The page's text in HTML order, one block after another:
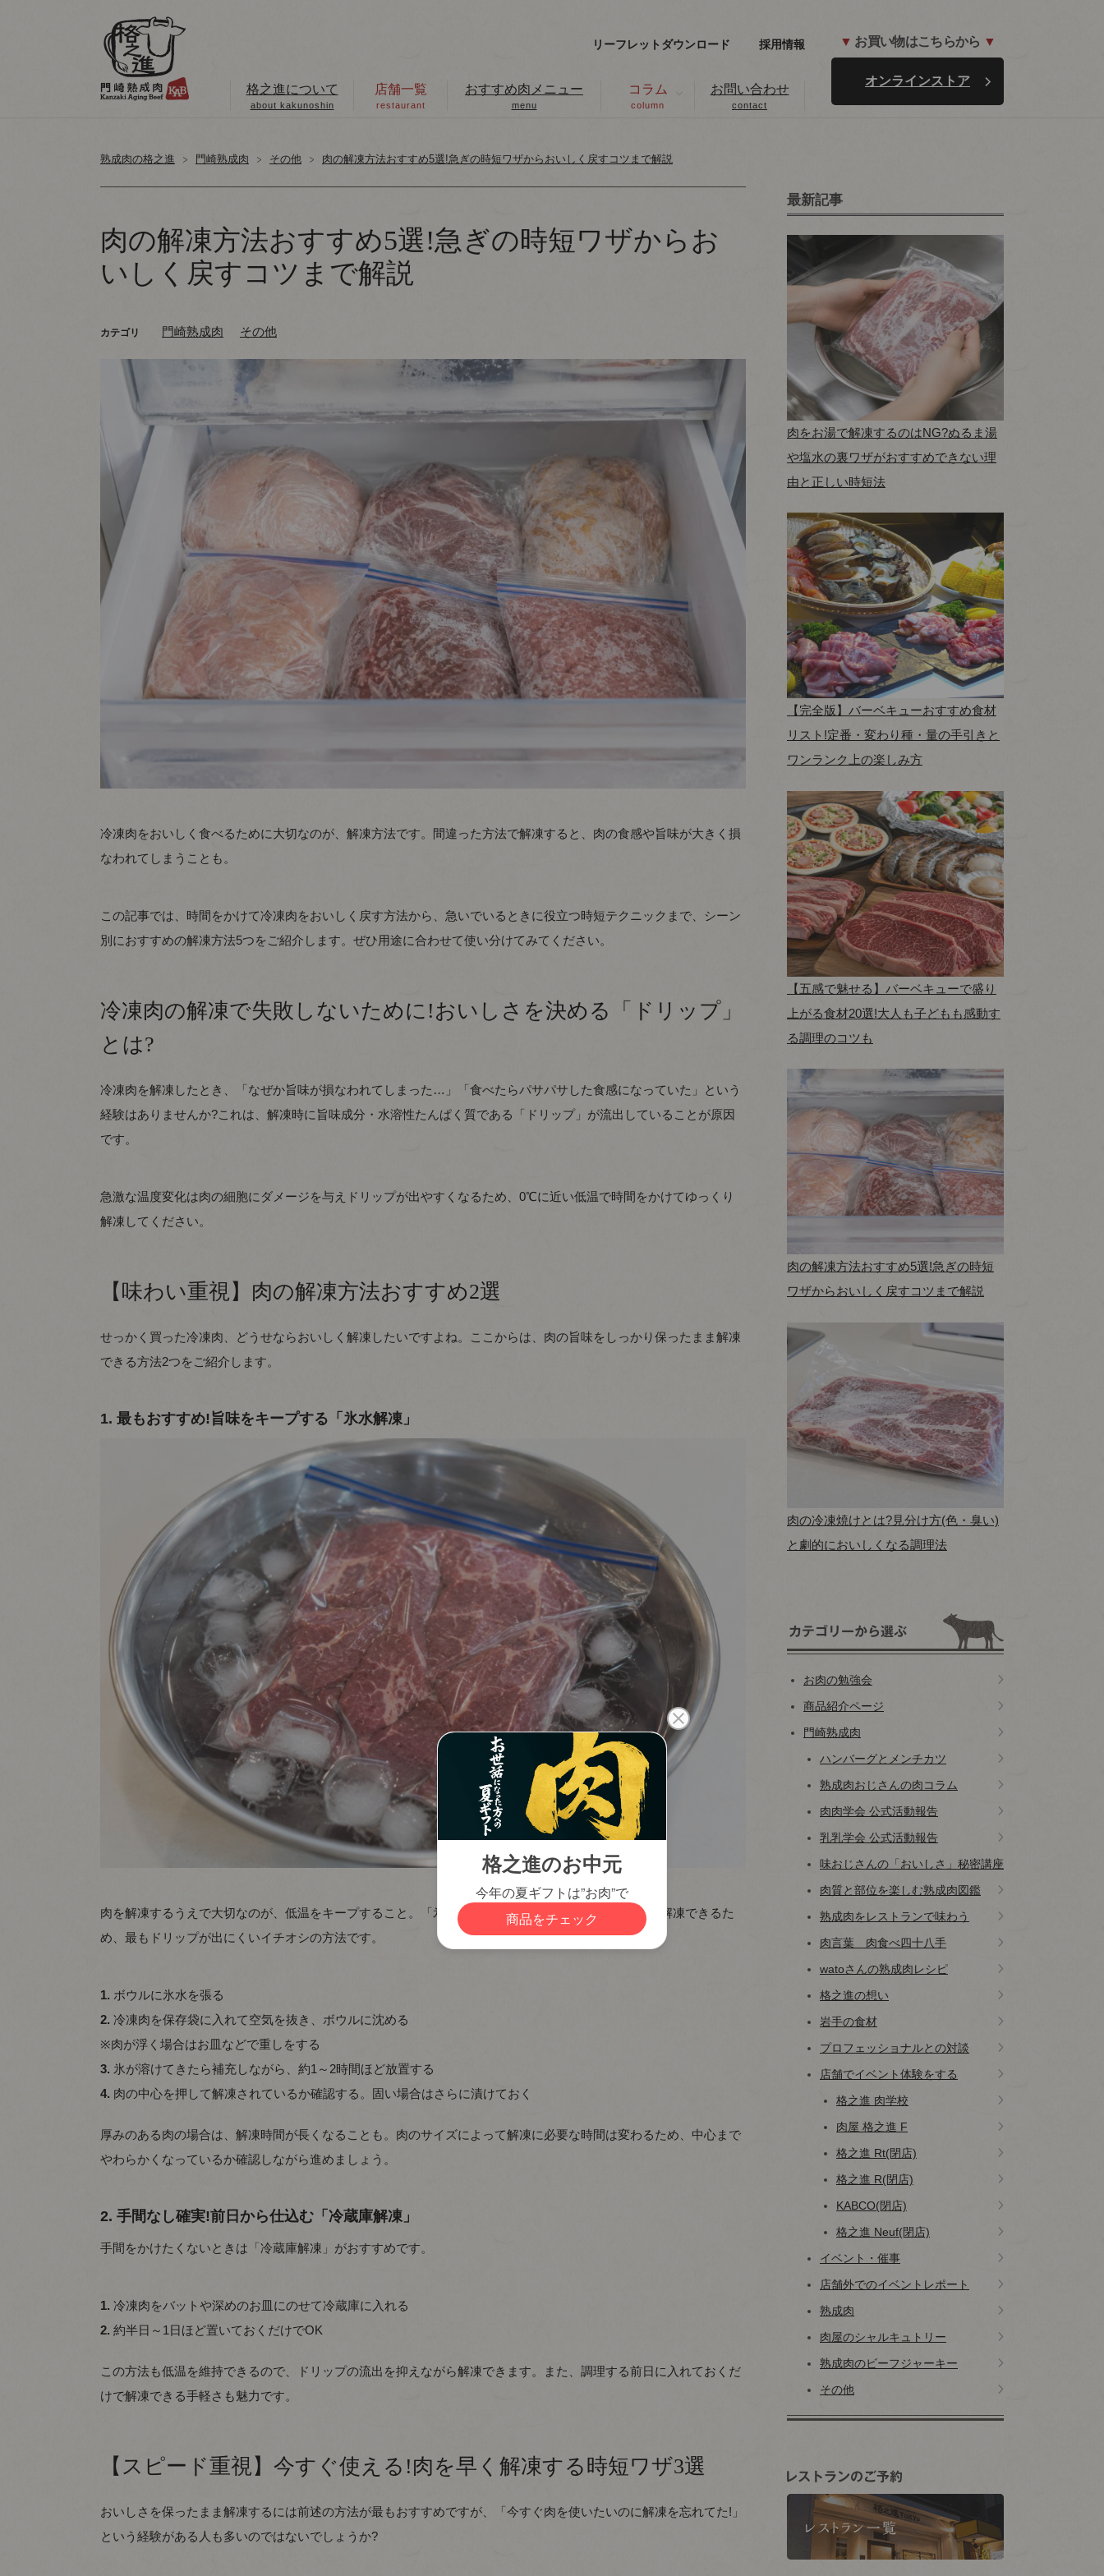
リーフレットダウンロード 採用情報
格之進について
about kakunoshin
店舗一覧
restaurant
おすすめ肉メニュー
menu
コラム
column
お問い合わせ
contact
▼ お買い物はこちらから ▼
オンラインストア
熟成肉の格之進 門崎熟成肉 その他 肉の解凍方法おすすめ5選!急ぎの時短ワザからおいしく戻すコツまで解説
肉の解凍方法おすすめ5選!急ぎの時短ワザからお
いしく戻すコツまで解説
カテゴリ 門崎熟成肉 その他
冷凍肉をおいしく食べるために大切なのが、解凍方法です。間違った方法で解凍すると、肉の食感や旨味が大きく損
なわれてしまうことも。
この記事では、時間をかけて冷凍肉をおいしく戻す方法から、急いでいるときに役立つ時短テクニックまで、シーン
別におすすめの解凍方法5つをご紹介します。ぜひ用途に合わせて使い分けてみてください。
冷凍肉の解凍で失敗しないために!おいしさを決める「ドリップ」
とは?
冷凍肉を解凍したとき、「なぜか旨味が損なわれてしまった…」「食べたらパサパサした食感になっていた」という
経験はありませんか?これは、解凍時に旨味成分・水溶性たんぱく質である「ドリップ」が流出していることが原因
です。
急激な温度変化は肉の細胞にダメージを与えドリップが出やすくなるため、0℃に近い低温で時間をかけてゆっくり
解凍してください。
【味わい重視】肉の解凍方法おすすめ2選
せっかく買った冷凍肉、どうせならおいしく解凍したいですよね。ここからは、肉の旨味をしっかり保ったまま解凍
できる方法2つをご紹介します。
1. 最もおすすめ!旨味をキープする「氷水解凍」
肉を解凍するうえで大切なのが、低温をキープすること。「氷水解凍」は0℃付近の温度を保ちながら解凍できるた
め、最もドリップが出にくいイチオシの方法です。
1. ボウルに氷水を張る
2. 冷凍肉を保存袋に入れて空気を抜き、ボウルに沈める
※肉が浮く場合はお皿などで重しをする
3. 氷が溶けてきたら補充しながら、約1～2時間ほど放置する
4. 肉の中心を押して解凍されているか確認する。固い場合はさらに漬けておく
厚みのある肉の場合は、解凍時間が長くなることも。肉のサイズによって解凍に必要な時間は変わるため、中心まで
やわらかくなっているか確認しながら進めましょう。
2. 手間なし確実!前日から仕込む「冷蔵庫解凍」
手間をかけたくないときは「冷蔵庫解凍」がおすすめです。
1. 冷凍肉をバットや深めのお皿にのせて冷蔵庫に入れる
2. 約半日～1日ほど置いておくだけでOK
この方法も低温を維持できるので、ドリップの流出を抑えながら解凍できます。また、調理する前日に入れておくだ
けで解凍できる手軽さも魅力です。
【スピード重視】今すぐ使える!肉を早く解凍する時短ワザ3選
おいしさを保ったまま解凍するには前述の方法が最もおすすめですが、「今すぐ肉を使いたいのに解凍を忘れてた!」
という経験がある人も多いのではないでしょうか?
最新記事
肉をお湯で解凍するのはNG?ぬるま湯
や塩水の裏ワザがおすすめできない理
由と正しい時短法
【完全版】バーベキューおすすめ食材
リスト!定番・変わり種・量の手引きと
ワンランク上の楽しみ方
【五感で魅せる】バーベキューで盛り
上がる食材20選!大人も子どもも感動す
る調理のコツも
肉の解凍方法おすすめ5選!急ぎの時短
ワザからおいしく戻すコツまで解説
肉の冷凍焼けとは?見分け方(色・臭い)
と劇的においしくなる調理法
お肉の勉強会
商品紹介ページ
門崎熟成肉
ハンバーグとメンチカツ
熟成肉おじさんの肉コラム
肉肉学会 公式活動報告
乳乳学会 公式活動報告
味おじさんの「おいしさ」秘密講座
肉質と部位を楽しむ熟成肉図鑑
熟成肉をレストランで味わう
肉言葉 肉食べ四十八手
watoさんの熟成肉レシピ
格之進の想い
岩手の食材
プロフェッショナルとの対談
店舗でイベント体験をする
格之進 肉学校
肉屋 格之進 F
格之進 Rt(閉店)
格之進 R(閉店)
KABCO(閉店)
格之進 Neuf(閉店)
イベント・催事
店舗外でのイベントレポート
熟成肉
肉屋のシャルキュトリー
熟成肉のビーフジャーキー
その他